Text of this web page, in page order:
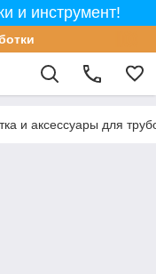
и инструмент!
и аксессуары для